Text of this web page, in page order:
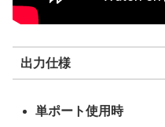
出力仕様
単ポート使用時